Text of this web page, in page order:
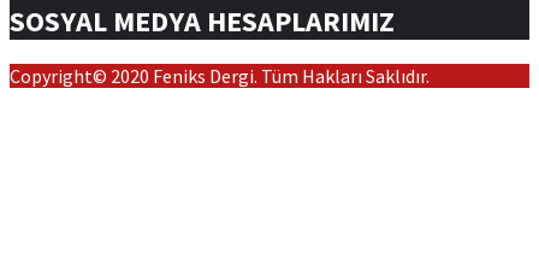
SOSYAL MEDYA HESAPLARIMIZ
Copyright© 2020 Feniks Dergi. Tüm Hakları Saklıdır.